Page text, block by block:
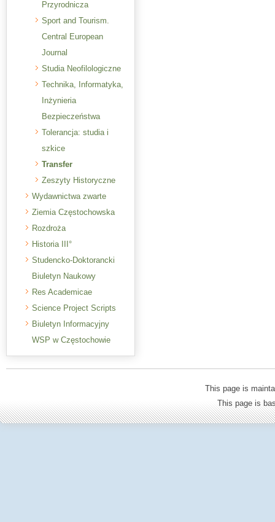
Przyrodnicza
Sport and Tourism.
Central European
Journal
Studia Neofilologiczne
Technika, Informatyka,
Inżynieria
Bezpieczeństwa
Tolerancja: studia i
szkice
Transfer
Zeszyty Historyczne
Wydawnictwa zwarte
Ziemia Częstochowska
Rozdroża
Historia III°
Studencko-Doktorancki
Biuletyn Naukowy
Res Academicae
Science Project Scripts
Biuletyn Informacyjny
WSP w Częstochowie
This page is
This page is